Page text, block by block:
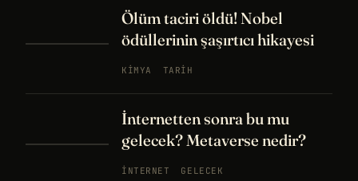
Ölüm taciri öldü! Nobel
ödüllerinin şaşırtıcı hikayesi
KIMYA TARIH
İnternetten sonra bu mu
gelecek? Metaverse nedir?
İNTERNET GELECEK